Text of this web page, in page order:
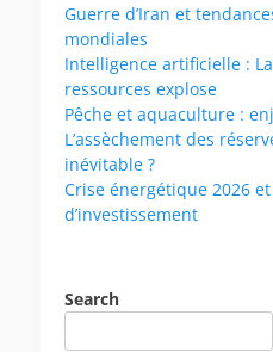
Guerre d’Iran et
mondiales
Intelligence artificielle :
ressources explose
Pêche et aquaculture :
L’assèchement des
inévitable ?
Crise énergétique 2026
d’investissement
Search